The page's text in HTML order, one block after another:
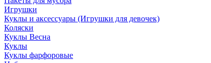
Игрушки
Куклы и аксессуары (Игрушки для девочек)
Коляски
Куклы Весна
Куклы
Куклы фарфоровые